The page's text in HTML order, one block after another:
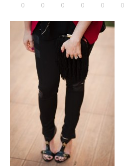
0 0 0 0 0 0